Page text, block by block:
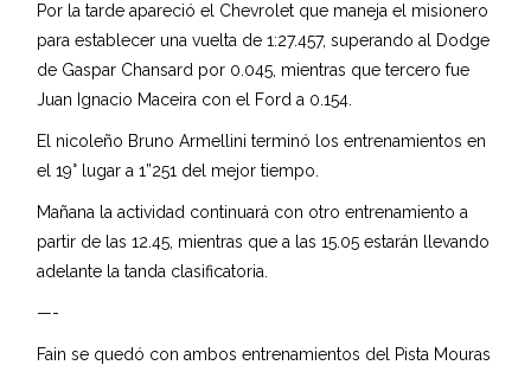
Por la tarde apareció el Chevrolet que maneja el misionero
para establecer una vuelta de 1:27.457, superando al Dodge
de Gaspar Chansard por 0.045, mientras que tercero fue
Juan Ignacio Maceira con el Ford a 0.154.
El nicoleño Bruno Armellini terminó los entrenamientos en
el 19° lugar a 1”251 del mejor tiempo.
Mañana la actividad continuará con otro entrenamiento a
partir de las 12.45, mientras que a las 15.05 estarán llevando
adelante la tanda clasificatoria.
—-
Fain se quedó con ambos entrenamientos del Pista Mouras